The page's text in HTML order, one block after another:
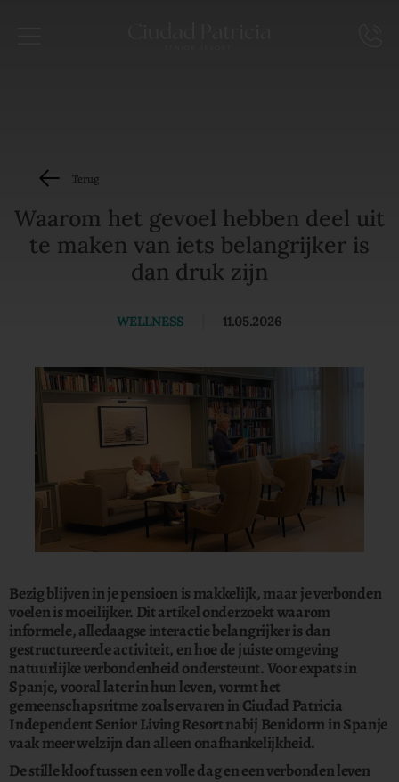
Terug
Waarom het gevoel hebben deel uit
te maken van iets belangrijker is
dan druk zijn
WELLNESS 11.05.2026
Bezig blijven in je pensioen is makkelijk, maar je verbonden
voelen is moeilijker. Dit artikel onderzoekt waarom
informele, alledaagse interactie belangrijker is dan
gestructureerde activiteit, en hoe de juiste omgeving
natuurlijke verbondenheid ondersteunt. Voor expats in
Spanje, vooral later in hun leven, vormt het
gemeenschapsritme zoals ervaren in Ciudad Patricia
Independent Senior Living Resort nabij Benidorm in Spanje
vaak meer welzijn dan alleen onafhankelijkheid.
De stille kloof tussen een volle dag en een verbonden leven